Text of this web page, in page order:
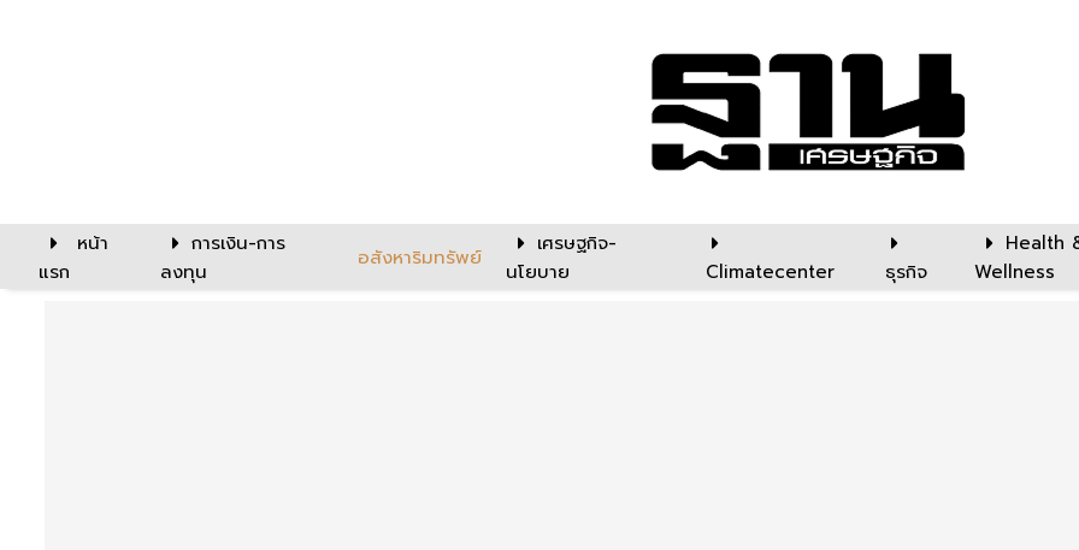
หน้า
แรก
การเงิน-การ
ลงทุน
อสังหาริมทรัพย์
เศรษฐกิจ-
นโยบาย
Climatecenter ธุรกิจ
Health
Wellness